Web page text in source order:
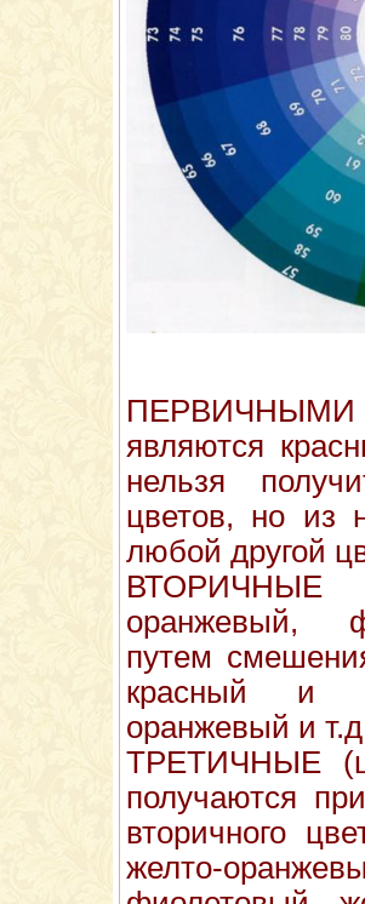
ПЕРВИЧНЫМИ
явля­ются
нельзя
цветов, но из
любой другой
оранжевый,
путем
красный и
оранжевый и
ТРЕТИЧНЫЕ
получаются
вторичного
желто-